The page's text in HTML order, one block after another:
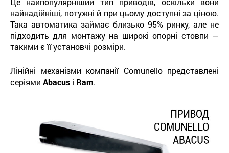
найнадійніші, потужні й при цьому доступні за ціною.
Така автоматика займає близько 95% ринку, але не
підходить для монтажу на широкі опорні стовпи —
такими є її установчі розміри.
Лінійні механізми компанії Comunello представлені
серіями Abacus і Ram.